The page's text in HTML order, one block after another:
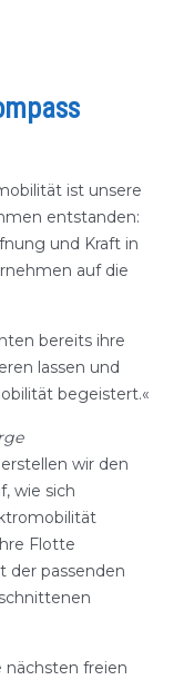
ist unsere
entstanden:
und Kraft in
auf die
bereits ihre
lassen und
begeistert.«
wir den
wie sich
Flotte
der passenden
nächsten freien